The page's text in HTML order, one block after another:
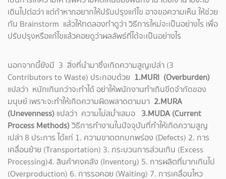
เดินไปต่อว่า แต่ถ้าหากอยากให้ปรับปรุงแก้ไข อาจขอความเห็น ให้ช่วย
กัน Brainstorm แล้วให้ทดลองทำดูว่า วิธีการใหม่จะเป็นอย่างไร เพื่อ
ปรับปรุงหรือแก้ไขแล้วคอยดูว่าผลลัพธ์ที่ได้จะเป็นอย่างไร
นอกจากนี้ยังมี 3 สิ่งที่นำมาซึ่งเกิดความสูญเปล่า (3
Contributors to Waste) ประกอบด้วย 1.MURI (Overburden)
แปลว่า หนักเกินกว่าจะทำได้ อย่าให้พนักงานทำเกินขีดจำกัดของ
มนุษย์ เพราะจะทำให้เกิดความผิดพลาดตามมา 2.MURA
(Unevenness) แปลว่า ความไม่สม่ำเสมอ 3.MUDA (Current
Process Methods)วิธีการทำงานในปัจจุบันที่ทำให้เกิดความสูญ
เปล่า 8 ประการ ได้แก่ 1. ความขาดตกบกพร่อง (Defects) 2. การ
เคลื่อนย้าย (Transportation) 3. กระบวนการส่วนเกิน (Excess
Processing)4. สินค้าคงคลัง (Inventory) 5. การผลิตที่มากเกินไป
(Overproduction) 6. การรอคอย (Waiting) 7. การเคลื่อนไหว